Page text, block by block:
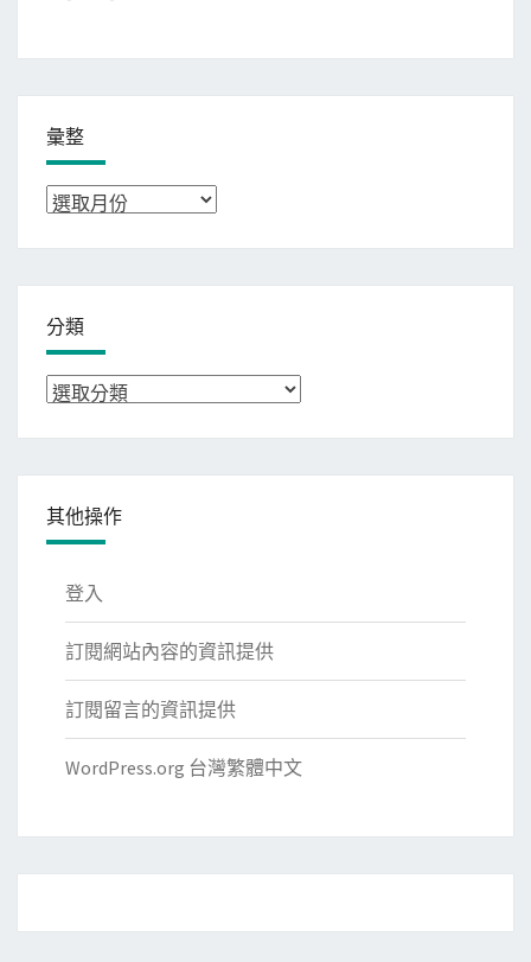
彙整
彙
分類
分
其他操作
登入
訂閱網站內容的資訊提供
訂閱留言的資訊提供
WordPress.org 台灣繁體中文